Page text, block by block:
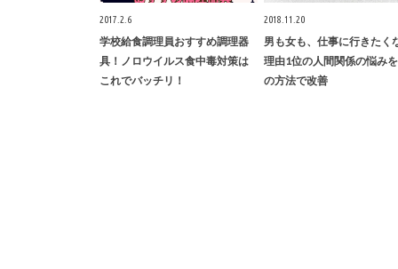
2017.2.6
学校給食調理員おすすめ調理器
具！ノロウイルス食中毒対策は
これでバッチリ！
2018.11.20
男も女も、仕事に行きたく
理由1位の人間関係の悩み
の方法で改善